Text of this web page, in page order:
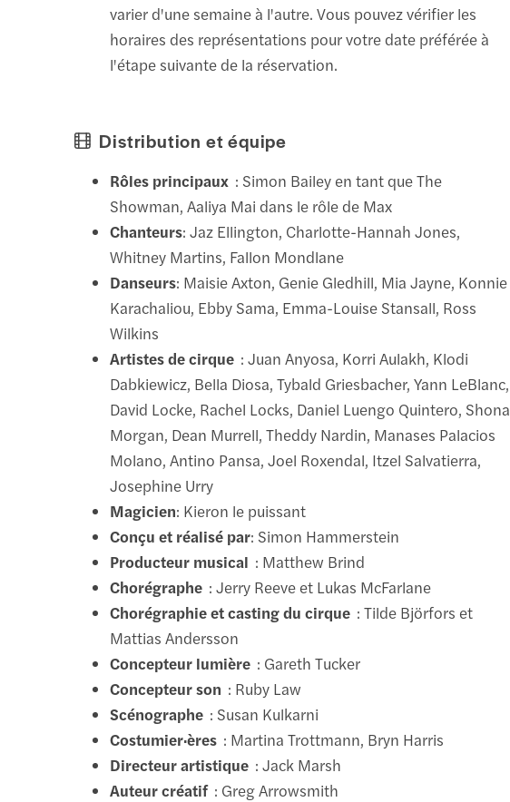
varier d'une semaine à l'autre. Vous pouvez vérifier les
horaires des représentations pour votre date préférée à
l'étape suivante de la réservation.
Distribution et équipe
Rôles principaux : Simon Bailey en tant que The
Showman, Aaliya Mai dans le rôle de Max
Chanteurs: Jaz Ellington, Charlotte-Hannah Jones,
Whitney Martins, Fallon Mondlane
Danseurs: Maisie Axton, Genie Gledhill, Mia Jayne, Konnie
Karachaliou, Ebby Sama, Emma-Louise Stansall, Ross
Wilkins
Artistes de cirque : Juan Anyosa, Korri Aulakh, Klodi
Dabkiewicz, Bella Diosa, Tybald Griesbacher, Yann LeBlanc,
David Locke, Rachel Locks, Daniel Luengo Quintero, Shona
Morgan, Dean Murrell, Theddy Nardin, Manases Palacios
Molano, Antino Pansa, Joel Roxendal, Itzel Salvatierra,
Josephine Urry
Magicien: Kieron le puissant
Conçu et réalisé par: Simon Hammerstein
Producteur musical : Matthew Brind
Chorégraphe : Jerry Reeve et Lukas McFarlane
Chorégraphie et casting du cirque : Tilde Björfors et
Mattias Andersson
Concepteur lumière : Gareth Tucker
Concepteur son : Ruby Law
Scénographe : Susan Kulkarni
Costumier·ères : Martina Trottmann, Bryn Harris
Directeur artistique : Jack Marsh
Auteur créatif: Greg Arrowsmith